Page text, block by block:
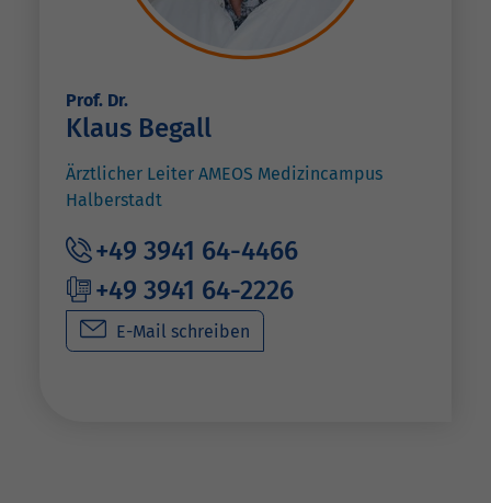
Prof. Dr.
Klaus Begall
Ärztlicher Leiter AMEOS Medizincampus
Halberstadt
+49 3941 64-4466
+49 3941 64-2226
E-Mail schreiben